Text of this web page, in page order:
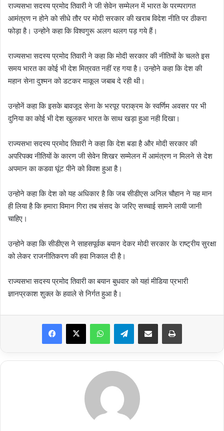
राज्यसभा सदस्य प्रमोद तिवारी ने जी सेवेन सम्मेलन में भारत के परम्परागत
आमंत्रण न होने को सीधे तौर पर मोदी सरकार की खराब विदेश नीति पर ठीकरा
फोड़ा है। उन्होने कहा कि विश्वगुरू अलग थलग पड़ गये हैं।
राज्यसभा सदस्य प्रमोद तिवारी ने कहा कि मोदी सरकार की नीतियों के चलते इस
समय भारत का कोई भी देश मित्रवत नहीं रह गया है। उन्होने कहा कि देश की
महान सेना दुश्मन को डटकर माकूल जबाब दे रही थी।
उन्होनें कहा कि इसके बावजूद सेना के भरपूर पराक्रम के स्वर्णिम अवसर पर भी
दुनिया का कोई भी देश खुलकर भारत के साथ खड़ा हुआ नही दिखा।
राज्यसभा सदस्य प्रमोद तिवारी ने कहा कि देश बडा है और मोदी सरकार की
अपरिपक्व नीतियों के कारण जी सेवेन शिखर सम्मेलन में आमंत्रण न मिलने से देश
अपमान का कडवा घूंट पीने को विवश हुआ है।
उन्होने कहा कि देश को यह अधिकार है कि जब सीडीएस अनिल चौहान ने यह मान
ही लिया है कि हमारा विमान गिरा तब संसद के जरिए सच्चाई सामने लायी जानी
चाहिए।
उन्होने कहा कि सीडीएस ने साहसपूर्वक बयान देकर मोदी सरकार के राष्ट्रीय सुरक्षा
को लेकर राजनीतिकरण की हवा निकाल दी है।
राज्यसभा सदस्य प्रमोद तिवारी का बयान बुधवार को यहां मीडिया प्रभारी
ज्ञानप्रकाश शुक्ल के हवाले से निर्गत हुआ है।
Facebook
X WhatsAppTelegramShare via Email Print